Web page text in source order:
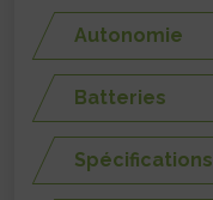
Autonomie
Batteries
Spécifications